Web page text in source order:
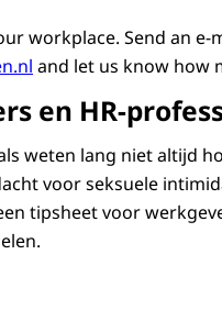
workplace. Send an e-
and let us know how
en HR-
weten lang niet altijd
voor seksuele
tipsheet voor